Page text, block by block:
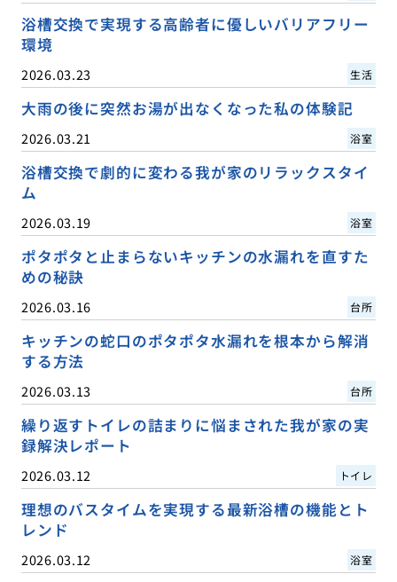
浴槽交換で実現する高齢者に優しいバリアフリー
環境
2026.03.23 生活
大雨の後に突然お湯が出なくなった私の体験記
2026.03.21 浴室
浴槽交換で劇的に変わる我が家のリラックスタイ
ム
2026.03.19 浴室
ポタポタと止まらないキッチンの水漏れを直すた
めの秘訣
2026.03.16 台所
キッチンの蛇口のポタポタ水漏れを根本から解消
する方法
2026.03.13 台所
繰り返すトイレの詰まりに悩まされた我が家の実
録解決レポート
2026.03.12 トイレ
理想のバスタイムを実現する最新浴槽の機能とト
レンド
2026.03.12 浴室